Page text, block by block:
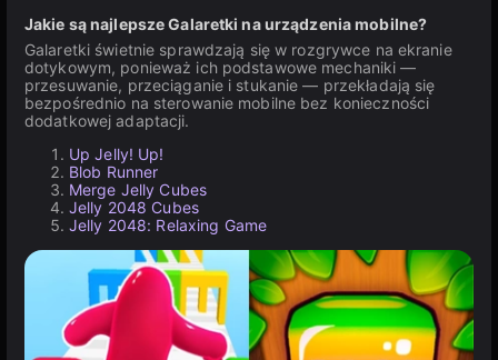
Jakie są najlepsze Galaretki na urządzenia mobilne?
Galaretki świetnie sprawdzają się w rozgrywce na ekranie
dotykowym, ponieważ ich podstawowe mechaniki —
przesuwanie, przeciąganie i stukanie — przekładają się
bezpośrednio na sterowanie mobilne bez konieczności
dodatkowej adaptacji.
Up Jelly! Up!
Blob Runner
Merge Jelly Cubes
Jelly 2048 Cubes
Jelly 2048: Relaxing Game